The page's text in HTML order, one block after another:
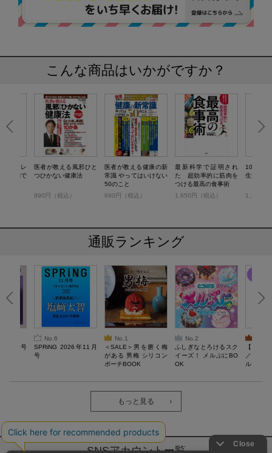
こんな商品はいかがですか？
高コレ
食べ物で
医者が教える風邪ひと
つひかない健康法
990円（税込）
医者が教える健康の新
常識 やってはいけない
50のこと
690円（税込）
最新科学で証明され
た 超効率的に筋肉を
つける最高の食事術
1,650円（税込）
100歳ま
生活習慣
1,100円
通販ランキング
10月号
No.6
SPRiNG 2026年11月
号
No.1
＜SALE＞男を磨く梅
がある 男梅 シリコン
ポーチBOOK
No.2
ふしぎなとろけるスク
イーズ！ メルぷにBO
OK
【
／Lサ
ル）【
労回復ウ
もっと見る